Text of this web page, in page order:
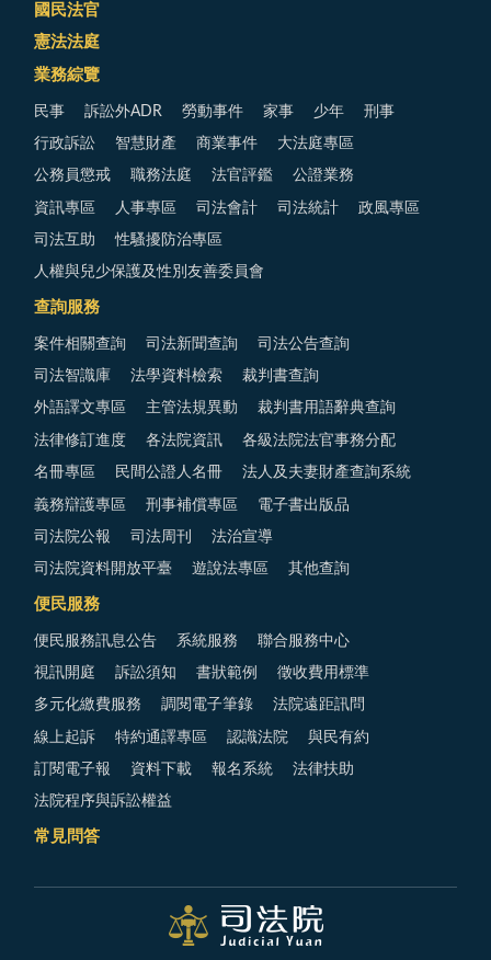
國民法官
憲法法庭
業務綜覽
民事 訴訟外ADR 勞動事件 家事 少年 刑事
行政訴訟 智慧財產 商業事件 大法庭專區
公務員懲戒 職務法庭 法官評鑑 公證業務
資訊專區 人事專區 司法會計 司法統計 政風專區
司法互助 性騷擾防治專區
人權與兒少保護及性別友善委員會
查詢服務
案件相關查詢 司法新聞查詢 司法公告查詢
司法智識庫 法學資料檢索 裁判書查詢
外語譯文專區 主管法規異動 裁判書用語辭典查詢
法律修訂進度 各法院資訊 各級法院法官事務分配
名冊專區 民間公證人名冊 法人及夫妻財產查詢系統
義務辯護專區 刑事補償專區 電子書出版品
司法院公報 司法周刊 法治宣導
司法院資料開放平臺 遊說法專區 其他查詢
便民服務
便民服務訊息公告 系統服務 聯合服務中心
視訊開庭 訴訟須知 書狀範例 徵收費用標準
多元化繳費服務 調閱電子筆錄 法院遠距訊問
線上起訴 特約通譯專區 認識法院 與民有約
訂閱電子報 資料下載 報名系統 法律扶助
法院程序與訴訟權益
常見問答